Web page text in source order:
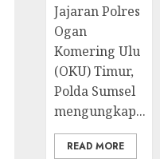
Jajaran Polres
Ogan
Komering Ulu
(OKU) Timur,
Polda Sumsel
mengungkap...
READ MORE